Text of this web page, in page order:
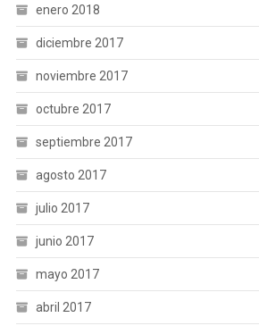
enero 2018
diciembre 2017
noviembre 2017
octubre 2017
septiembre 2017
agosto 2017
julio 2017
junio 2017
mayo 2017
abril 2017